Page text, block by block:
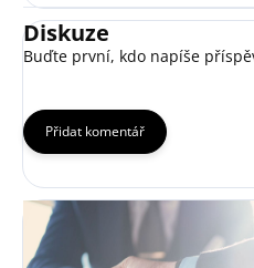
Diskuze
Buďte první, kdo napíše
Přidat komentář